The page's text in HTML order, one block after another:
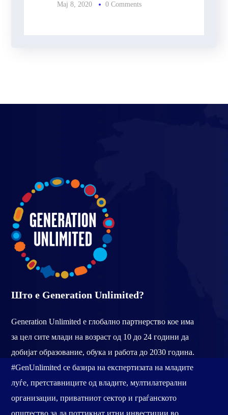
Мај 8, 2020
0 Comments
Што е Generation Unlimited?
Generation Unlimited е глобално партнерство кое има
за цел сите млади на возраст од 10 до 24 години да
добијат образование, обука и работа до 2030 година.
#GenUnlimited се базира на експертизата на младите
луѓе, претставниците од владите, мултилатерални
организации, приватниот сектор и граѓанското
општество за да поттикнат итни инвестиции во